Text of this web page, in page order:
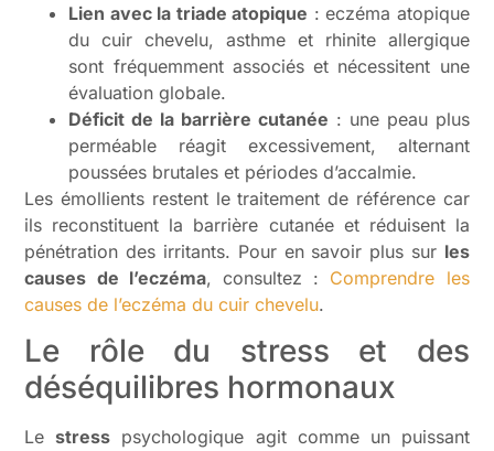
Lien avec la triade atopique : eczéma atopique
du cuir chevelu, asthme et rhinite allergique
sont fréquemment associés et nécessitent une
évaluation globale.
Déficit de la barrière cutanée : une peau plus
perméable réagit excessivement, alternant
poussées brutales et périodes d’accalmie.
Les émollients restent le traitement de référence car
ils reconstituent la barrière cutanée et réduisent la
pénétration des irritants. Pour en savoir plus sur les
causes de l’eczéma, consultez : Comprendre les
causes de l’eczéma du cuir chevelu.
Le rôle du stress et des
déséquilibres hormonaux
Lestress psychologique agit comme un puissant